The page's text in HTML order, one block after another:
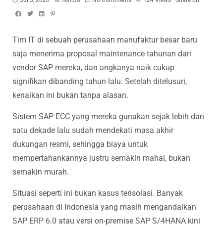
Tim IT di sebuah perusahaan manufaktur besar baru
saja menerima proposal maintenance tahunan dari
vendor SAP mereka, dan angkanya naik cukup
signifikan dibanding tahun lalu. Setelah ditelusuri,
kenaikan ini bukan tanpa alasan.
Sistem SAP ECC yang mereka gunakan sejak lebih dari
satu dekade lalu sudah mendekati masa akhir
dukungan resmi, sehingga biaya untuk
mempertahankannya justru semakin mahal, bukan
semakin murah.
Situasi seperti ini bukan kasus terisolasi. Banyak
perusahaan di Indonesia yang masih mengandalkan
SAP ERP 6.0 atau versi on-premise SAP S/4HANA kini